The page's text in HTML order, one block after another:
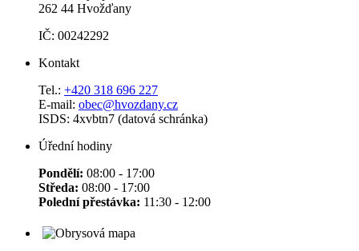
262 44 Hvožďany
IČ: 00242292
Kontakt
Tel.: +420 318 696 227
E-mail: obec@hvozdany.cz
ISDS: 4xvbtn7 (datová schránka)
Úřední hodiny
Pondělí: 08:00 - 17:00
Středa: 08:00 - 17:00
Polední přestávka: 11:30 - 12:00